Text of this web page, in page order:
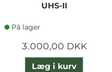
UHS-II
På lager
3.000,00 DKK
Læg i kurv